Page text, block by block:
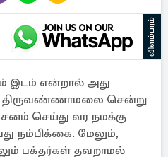
விளம்பரம்
இடம் என்றால் அது
சென்று
செய்து வர நமக்கு
நம்பிக்கை. மேலும்,
பக்தர்கள் தவறாமல்